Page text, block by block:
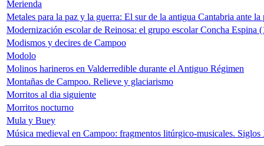
Merienda
Metales para la paz y la guerra: El sur de la antigua Cantabria ante la
Modernización escolar de Reinosa: el grupo escolar Concha Espina
Modismos y decires de Campoo
Modolo
Molinos harineros en Valderredible durante el Antiguo Régimen
Montañas de Campoo. Relieve y glaciarismo
Morritos al dia siguiente
Morritos nocturno
Mula y Buey
Música medieval en Campoo: fragmentos litúrgico-musicales.